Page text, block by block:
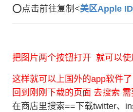
⭕️点击前往复制<美区Apple ID
把图片两个按钮打开 就可以使
这样就可以上国外的app软件了
回到刚刚下载的页面 去搜索
在商店里搜索==下载twitter、